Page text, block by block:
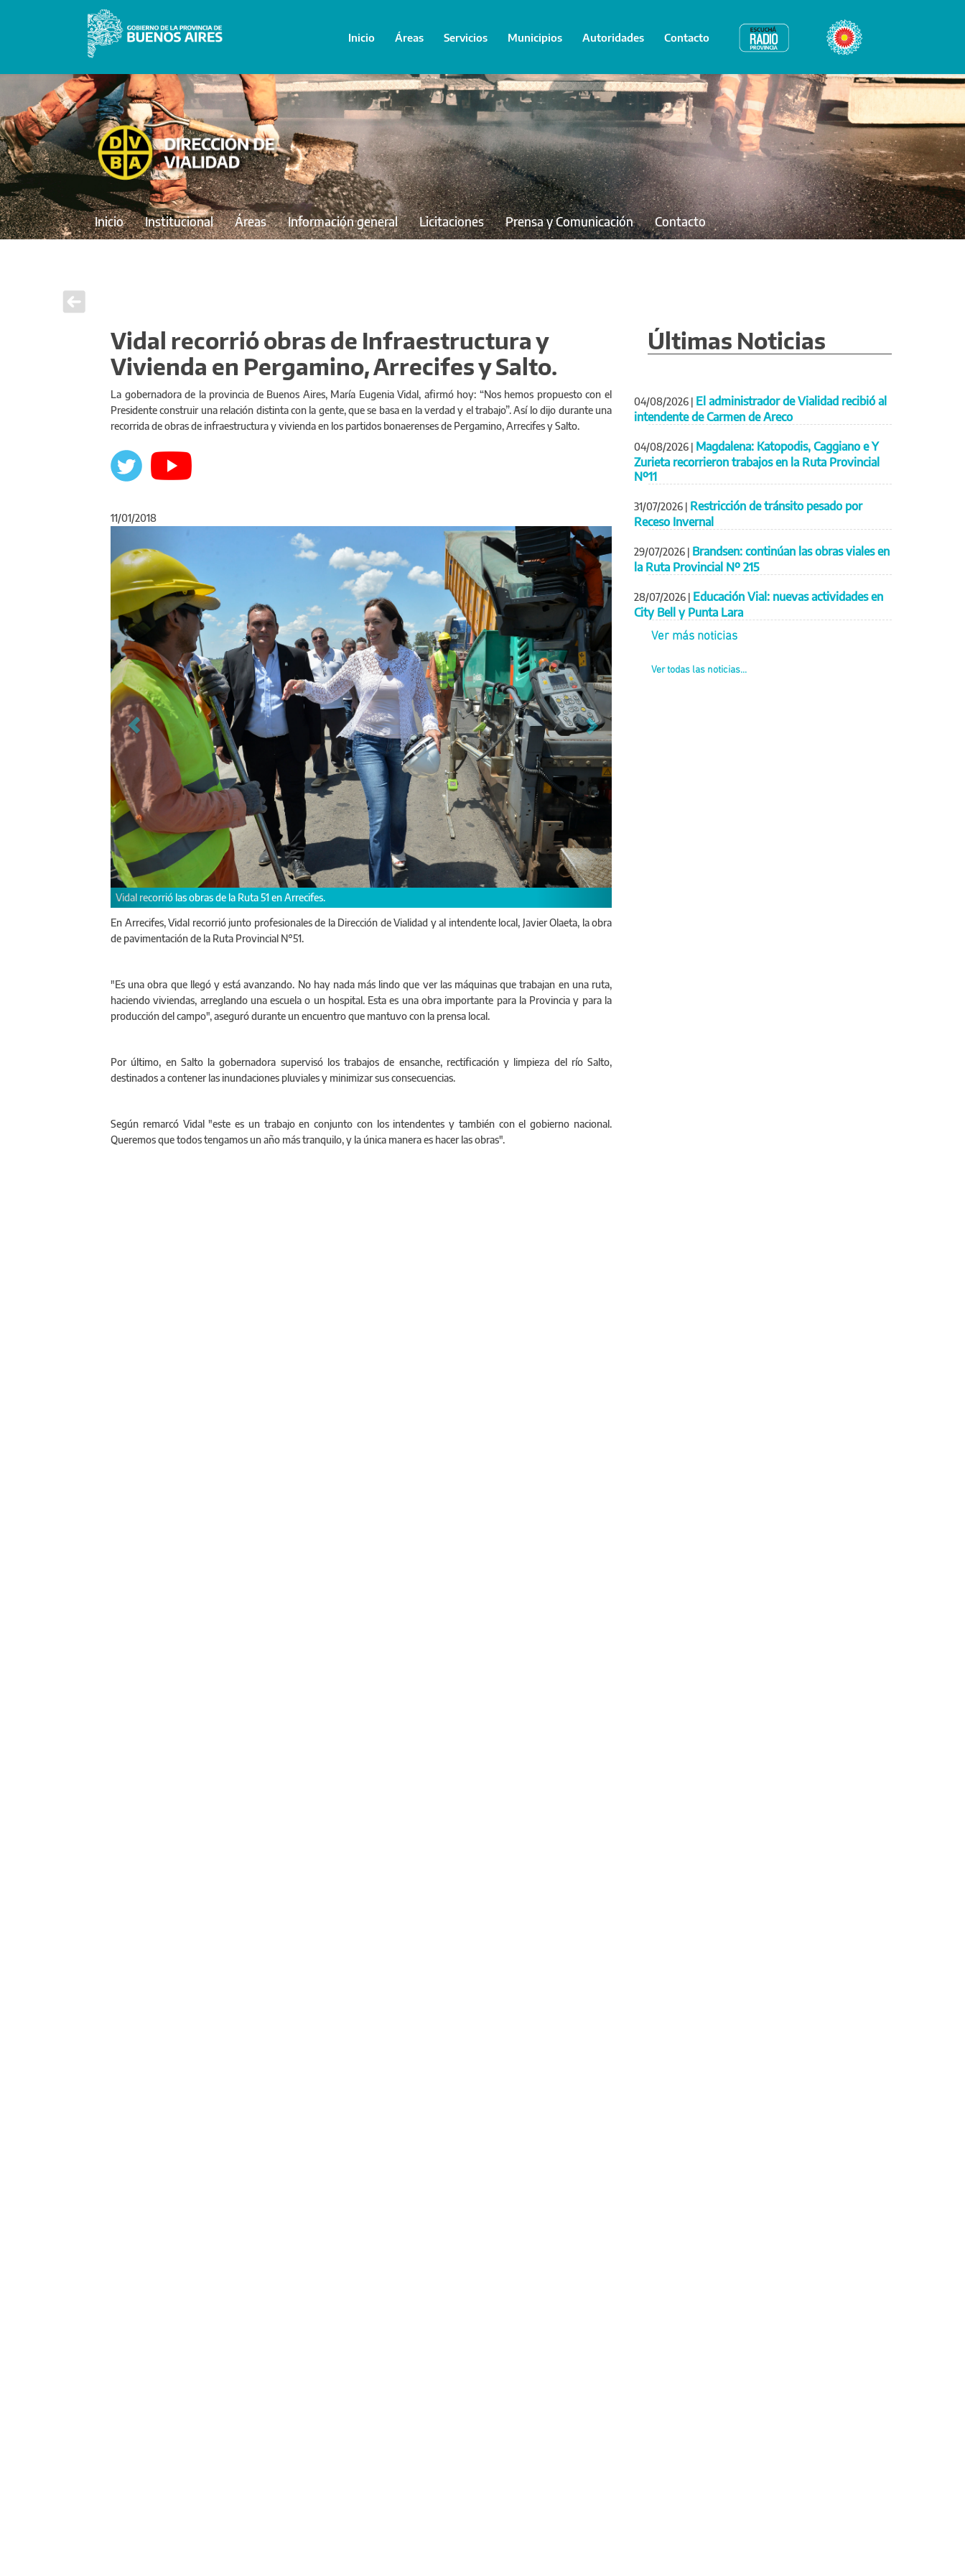
Inicio Áreas Servicios Municipios Autoridades Contacto Radio Provincia Bicentenario
Inicio Institucional Áreas Información general Licitaciones Prensa y Comunicación Contacto
Vidal recorrió obras de Infraestructura y
Vivienda en Pergamino, Arrecifes y Salto.
La gobernadora de la provincia de Buenos Aires, María Eugenia Vidal, afirmó hoy: “Nos hemos propuesto con el
Presidente construir una relación distinta con la gente, que se basa en la verdad y el trabajo”. Así lo dijo durante una
recorrida de obras de infraestructura y vivienda en los partidos bonaerenses de Pergamino, Arrecifes y Salto.
11/01/2018
Vidal recorrió las obras de la Ruta Provincial 51 en Arrecifes.
Siguiente
En Arrecifes, Vidal recorrió junto profesionales de la Dirección de Vialidad y al intendente local, Javier Olaeta, la obra
de pavimentación de la Ruta Provincial N°51.
"Es una obra que llegó y está avanzando. No hay nada más lindo que ver las máquinas que trabajan en una ruta,
haciendo viviendas, arreglando una escuela o un hospital. Esta es una obra importante para la Provincia y para la
producción del campo", aseguró durante un encuentro que mantuvo con la prensa local.
Por último, en Salto la gobernadora supervisó los trabajos de ensanche, rectificación y limpieza del río Salto,
destinados a contener las inundaciones pluviales y minimizar sus consecuencias.
Según remarcó Vidal "este es un trabajo en conjunto con los intendentes y también con el gobierno nacional.
Queremos que todos tengamos un año más tranquilo, y la única manera es hacer las obras".
Últimas Noticias
04/08/2026 | El administrador de Vialidad recibió al
intendente de Carmen de Areco
04/08/2026 | Magdalena: Katopodis, Caggiano e Y
Zurieta recorrieron trabajos en la Ruta Provincial
Nº11
31/07/2026 | Restricción de tránsito pesado por
Receso Invernal
29/07/2026 | Brandsen: continúan las obras viales en
la Ruta Provincial Nº 215
28/07/2026 | Educación Vial: nuevas actividades en
City Bell y Punta Lara
Ver más noticias
Ver todas las noticias...